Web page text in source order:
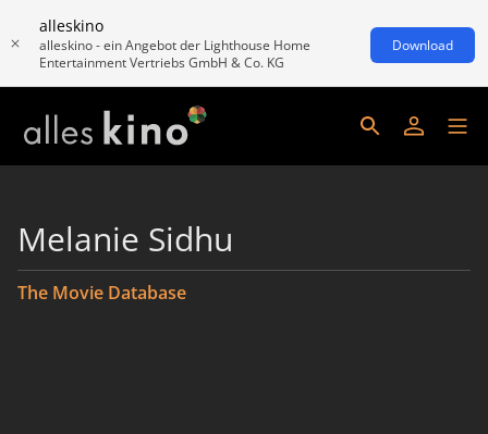
alleskino
alleskino - ein Angebot der Lighthouse Home
Entertainment Vertriebs GmbH & Co. KG
Download
Melanie Sidhu
The Movie Database